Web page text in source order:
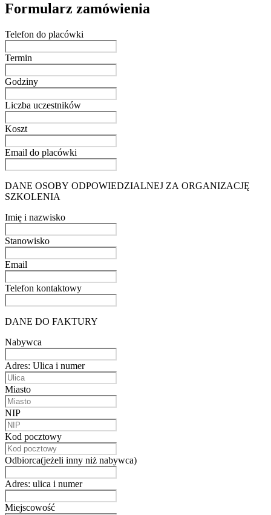
Formularz zamówienia
Telefon do placówki
Termin
Godziny
Liczba uczestników
Koszt
Email do placówki
DANE OSOBY ODPOWIEDZIALNEJ ZA ORGANIZACJĘ
SZKOLENIA
Imię i nazwisko
Stanowisko
Email
Telefon kontaktowy
DANE DO FAKTURY
Nabywca
Adres: Ulica i numer
Miasto
NIP
Kod pocztowy
Odbiorca(jeżeli inny niż nabywca)
Adres: ulica i numer
Miejscowość